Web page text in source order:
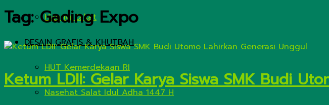
Hitung Zakat
DESAIN GRAFIS & KHUTBAH
HUT Kemerdekaan RI
Nasehat Salat Idul Adha 1447 H
Tag:Gading Expo
Ketum LDII: Gelar Karya Siswa SMK Budi